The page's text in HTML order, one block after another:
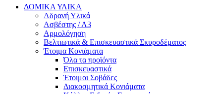
ΔΟΜΙΚΑ ΥΛΙΚΑ
Αδρανή Υλικά
Ασβέστης / Α3
Αρμολόγηση
Βελτιωτικά & Επισκευαστικά Σκυροδέματος
Έτοιμα Κονιάματα
Όλα τα προϊόντα
Επισκευαστικά
Έτοιμοι Σοβάδες
Διακοσμητικά Κονιάματα